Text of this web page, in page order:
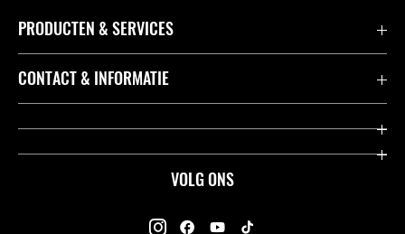
VOLG ONS
PRODUCTEN & SERVICES
Accessoires & Onderdelen
Dealers
CONTACT & INFORMATIE
Contact